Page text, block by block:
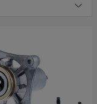
till
till